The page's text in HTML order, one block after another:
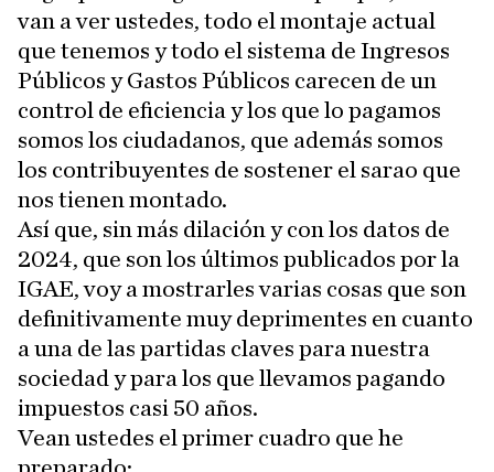
van a ver ustedes, todo el montaje actual
que tenemos y todo el sistema de Ingresos
Públicos y Gastos Públicos carecen de un
control de eficiencia y los que lo pagamos
somos los ciudadanos, que además somos
los contribuyentes de sostener el sarao que
nos tienen montado.
Así que, sin más dilación y con los datos de
2024, que son los últimos publicados por la
IGAE, voy a mostrarles varias cosas que son
definitivamente muy deprimentes en cuanto
a una de las partidas claves para nuestra
sociedad y para los que llevamos pagando
impuestos casi 50 años.
Vean ustedes el primer cuadro que he